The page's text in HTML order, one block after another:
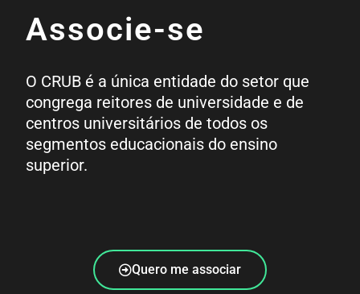
Associe-se
O CRUB é a única entidade do setor que
congrega reitores de universidade e de
centros universitários de todos os
segmentos educacionais do ensino
superior.
Quero me associar